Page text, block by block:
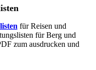
für Reisen und
für Berg und
zum ausdrucken und